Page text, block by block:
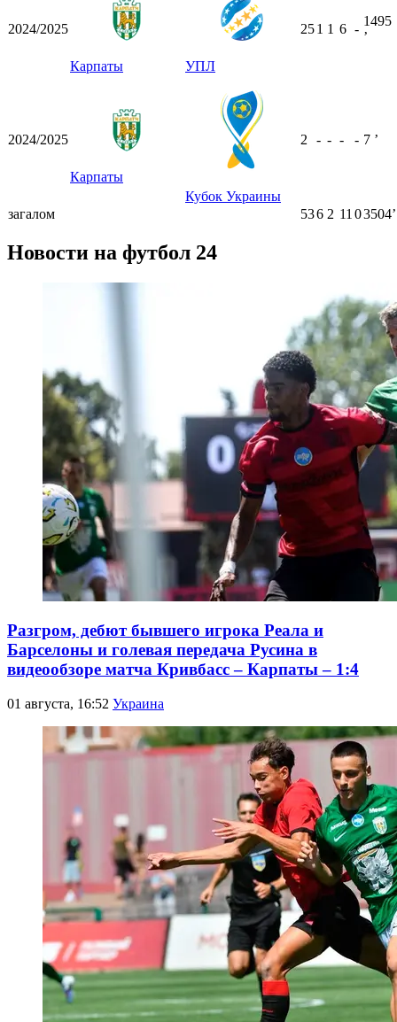
2024/2025
Карпаты УПЛ
251 1 6 -
1495
ʼ
2024/2025
Карпаты
Кубок Украины
2 - - - - 7 ʼ
загалом 536 2 11 03504ʼ
Новости на футбол 24
Разгром, дебют бывшего игрока Реала и
Барселоны и голевая передача Русина в
видеообзоре матча Кривбасс – Карпаты – 1:4
01 августа, 16:52 Украина